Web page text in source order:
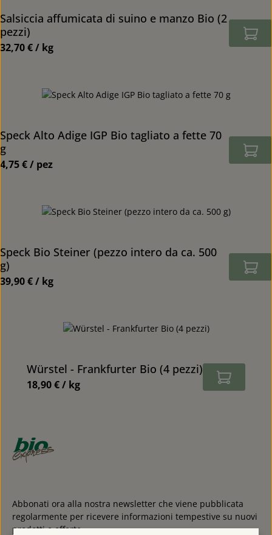
Salsiccia affumicata di suino e manzo Bio (2
pezzi)
Prezzo normale:
32,70 € / kg
Speck Alto Adige IGP Bio tagliato a fette 70
g
Prezzo normale:
4,75 € / pez
Speck Bio Steiner (pezzo intero da ca. 500
g)
Prezzo normale:
39,90 € / kg
Würstel - Frankfurter Bio (4 pezzi)
Prezzo normale:
18,90 € / kg
Abbonati ora alla nostra newsletter che viene pubblicata
regolarmente per ricevere informazioni tempestive su nuovi
prodotti e offerte.